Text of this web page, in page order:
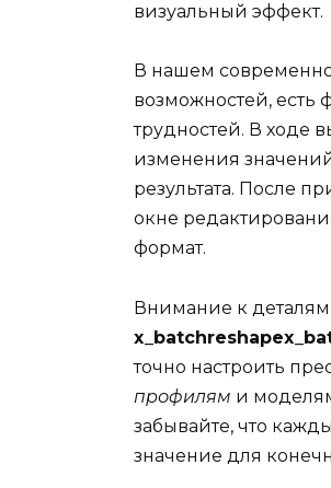
визуальный эффект.
В нашем
возможностей, есть
трудностей. В ходе
изменения
результата. После
окне
формат.
Внимание к
точно настроить
профилям и
забывайте, что
значение для